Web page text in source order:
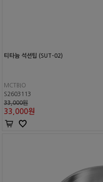
티타늄 석션팁 (SUT-02)
MCTBIO
S2603113
33,000원
33,000원